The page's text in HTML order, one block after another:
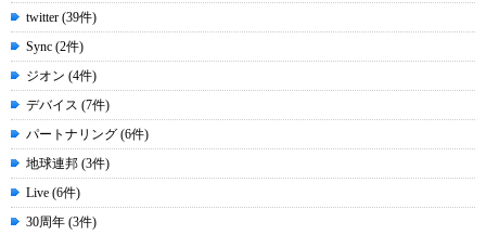
twitter (39件)
Sync (2件)
ジオン (4件)
デバイス (7件)
パートナリング (6件)
地球連邦 (3件)
Live (6件)
30周年 (3件)